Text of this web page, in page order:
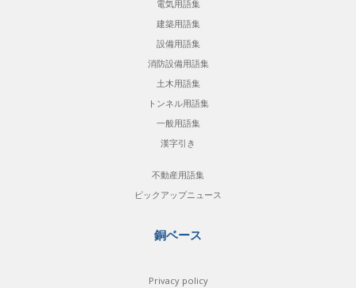
電気用語集
建築用語集
設備用語集
消防設備用語集
土木用語集
トンネル用語集
一般用語集
漢字引き
不動産用語集
ピックアップニュース
銅ベース
Privacy policy